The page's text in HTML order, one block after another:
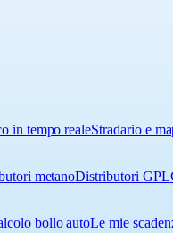
in tempo realeStradario e
metanoDistributori GPL
bollo autoLe mie